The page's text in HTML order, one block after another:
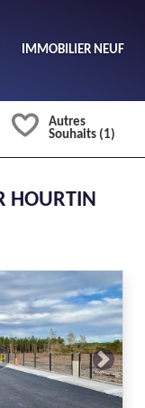
IMMOBILIER NEUF
min
Autres
Souhaits (1)
1
2 3
HOURTIN
Next